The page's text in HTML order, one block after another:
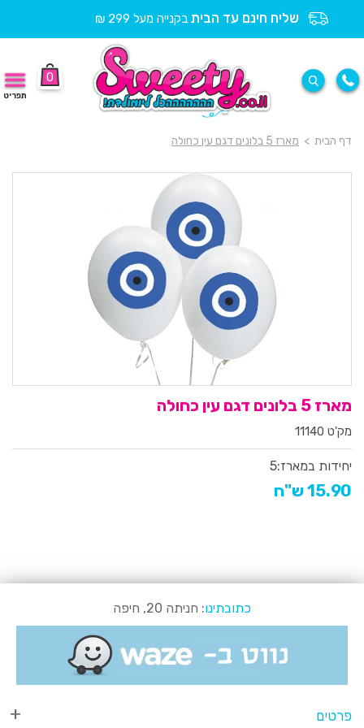
שליח חינם עד הבית בקנייה מעל 299 ₪
0
תפריט
דף הבית > מארז 5 בלונים דגם עין כחולה
מארז 5 בלונים דגם עין כחולה
מק'ט 11140
יחידות במארז:5
15.90 ש"ח
כתובתינו: חניתה 20, חיפה
פרטים